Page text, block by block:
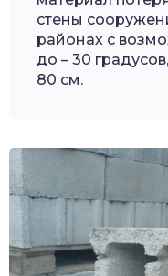
стены
районах с
до – 30
80 см.